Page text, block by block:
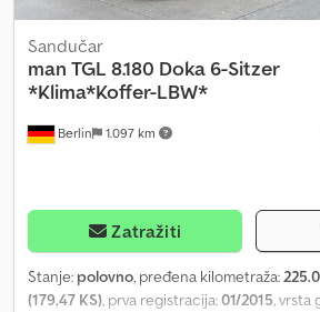
Berlin 1.097 km
Sandučar
man TGL 8.180 Doka 6-Sitzer
*Klima*Koffer-LBW*
Zatražiti
Stanje: polovno, pređena kilometraža:
(179,47 KS), prva registracija:01/2015, vrsta